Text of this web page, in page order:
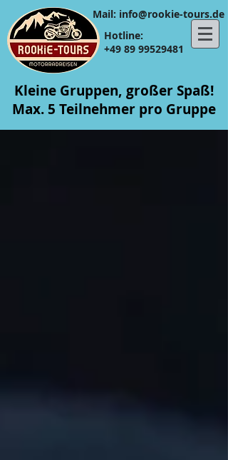
Hotline:
+49 89 99529481
​​Mail: info@rookie-tours.de
Kleine Gruppen, großer Spaß!
Max. 5 Teilnehmer pro Gruppe